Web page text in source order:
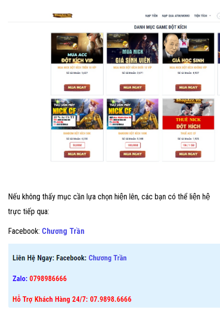
Nếu không thấy mục cần lựa chọn hiện lên, các bạn có thể liện hệ
trực tiếp qua:
Facebook: Chương Trần